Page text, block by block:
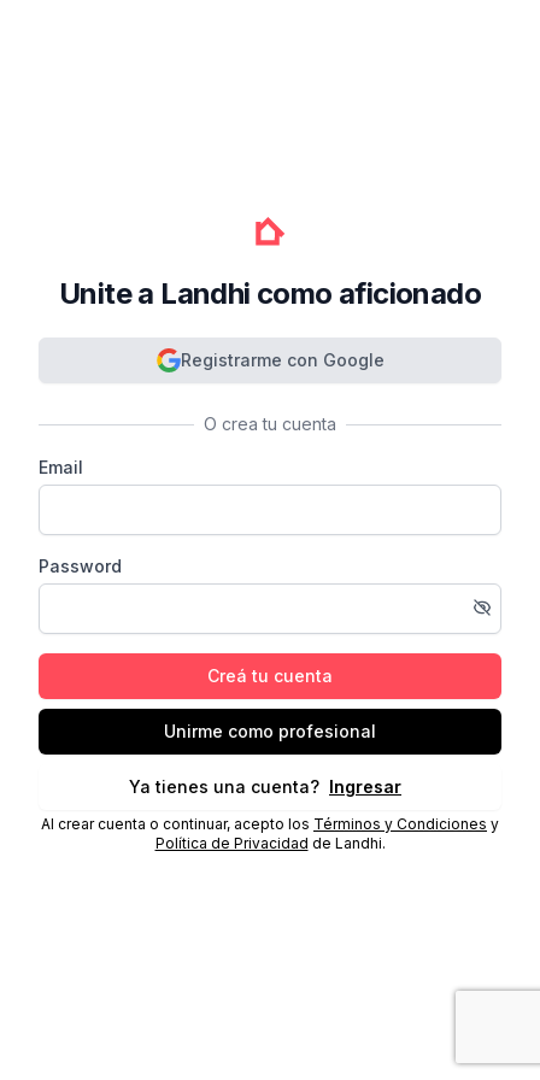
Unite a Landhi como aficionado
Registrarme con Google
O crea tu cuenta
Email
Password
Creá tu cuenta
Unirme como profesional
Ya tienes una cuenta? Ingresar
Al crear cuenta o continuar, acepto los Términos y Condiciones y
Política de Privacidad de Landhi.